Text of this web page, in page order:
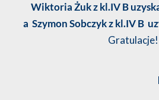
Wiktoria Żuk z kl.IV B
a Szymon Sobczyk z kl.IV B
Gratulacje!
Katarzyna